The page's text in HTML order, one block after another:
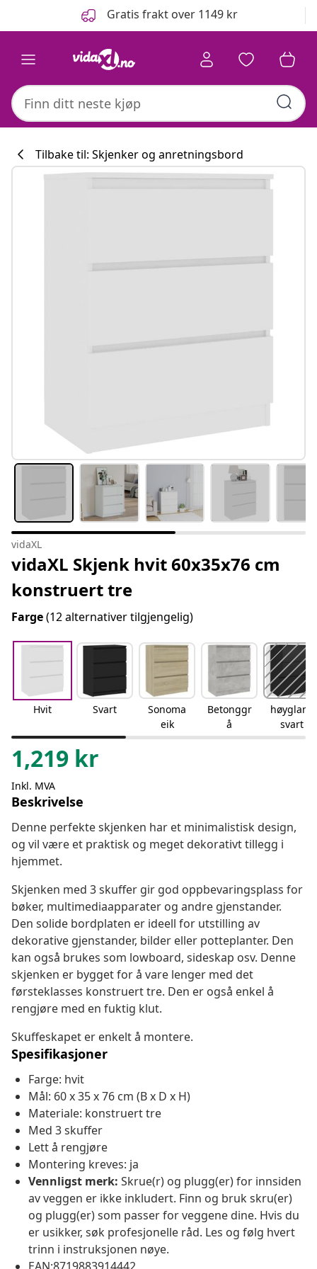
Gratis frakt over 1149 kr
Tilbake til: Skjenker og anretningsbord
vidaXL
vidaXL Skjenk hvit 60x35x76 cm
konstruert tre
Farge(12 alternativer tilgjengelig)
Hvit Svart
Sonoma
eik
Betonggr
å
høyglans
svart
1,219 kr
Inkl. MVA
Beskrivelse
Denne perfekte skjenken har et minimalistisk design,
og vil være et praktisk og meget dekorativt tillegg i
hjemmet.
Skjenken med 3 skuffer gir god oppbevaringsplass for
bøker, multimediaapparater og andre gjenstander.
Den solide bordplaten er ideell for utstilling av
dekorative gjenstander, bilder eller potteplanter. Den
kan også brukes som lowboard, sideskap osv. Denne
skjenken er bygget for å vare lenger med det
førsteklasses konstruert tre. Den er også enkel å
rengjøre med en fuktig klut.
Skuffeskapet er enkelt å montere.
Spesifikasjoner
Farge: hvit
Mål: 60 x 35 x 76 cm (B x D x H)
Materiale: konstruert tre
Med 3 skuffer
Lett å rengjøre
Montering kreves: ja
Vennligst merk: Skrue(r) og plugg(er) for innsiden
av veggen er ikke inkludert. Finn og bruk skru(er)
og plugg(er) som passer for veggene dine. Hvis du
er usikker, søk profesjonelle råd. Les og følg hvert
trinn i instruksjonen nøye.